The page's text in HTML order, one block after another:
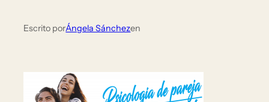
Escrito porÁngela Sánchezen